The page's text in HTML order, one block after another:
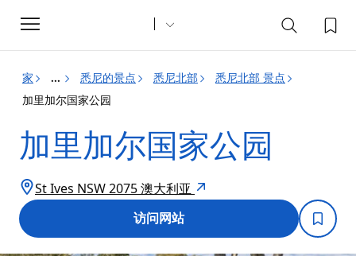
Toggle
navigation
家 ... 悉尼的景点 悉尼北部
悉尼北部 景点
加里加尔国家公园
加里加尔国家公园
St Ives NSW 2075 澳大利亚
访问网站